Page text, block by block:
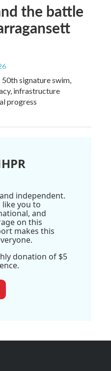
the battle
signature swim,
infrastructure
progress
independent.
like you to
and
on this
makes this
donation of $5